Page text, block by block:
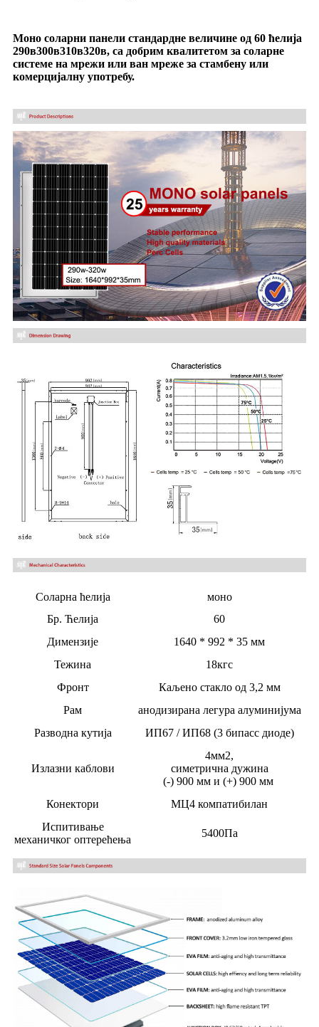
Моно соларни панели стандардне величине од 60 ћелија
290в300в310в320в, са добрим квалитетом за соларне
системе на мрежи или ван мреже за стамбену или
комерцијалну употребу.
Соларна ћелија
моно
Бр. Ћелија
60
Димензије
1640 * 992 * 35 мм
Тежина
18кгс
Фронт
Каљено стакло од 3,2 мм
Рам
анодизирана легура алуминијума
Разводна кутија
ИП67 / ИП68 (3 бипасс диоде)
Излазни каблови
4мм2,
симетрична дужина
(-) 900 мм и (+) 900 мм
Конектори
МЦ4 компатибилан
Испитивање
механичког оптерећења
5400Па